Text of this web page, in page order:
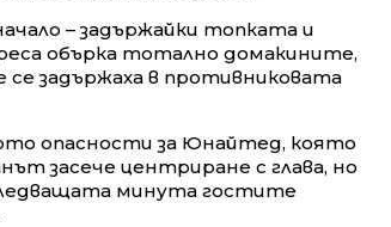
– задържайки топката и
обърка тотално домакините,
задържаха в противниковата
опасности за Юнайтед, която
засече центриране с глава, но
минута гостите